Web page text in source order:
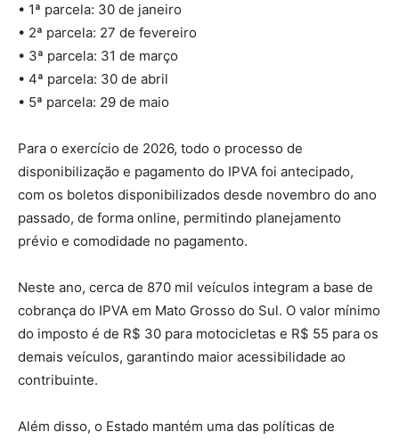
• 1ª parcela: 30 de janeiro
• 2ª parcela: 27 de fevereiro
• 3ª parcela: 31 de março
• 4ª parcela: 30 de abril
• 5ª parcela: 29 de maio
Para o exercício de 2026, todo o processo de
disponibilização e pagamento do IPVA foi antecipado,
com os boletos disponibilizados desde novembro do ano
passado, de forma online, permitindo planejamento
prévio e comodidade no pagamento.
Neste ano, cerca de 870 mil veículos integram a base de
cobrança do IPVA em Mato Grosso do Sul. O valor mínimo
do imposto é de R$ 30 para motocicletas e R$ 55 para os
demais veículos, garantindo maior acessibilidade ao
contribuinte.
Além disso, o Estado mantém uma das políticas de